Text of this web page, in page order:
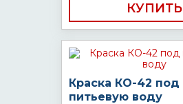
КУПИТЬ
Краска КО-42 под
питьевую воду